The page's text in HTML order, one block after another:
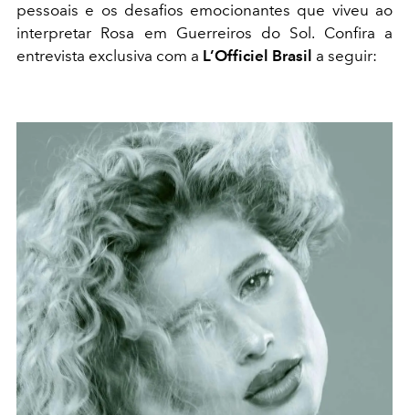
pessoais e os desafios emocionantes que viveu ao
interpretar Rosa em Guerreiros do Sol. Confira a
entrevista exclusiva com a L’Officiel Brasil a seguir: